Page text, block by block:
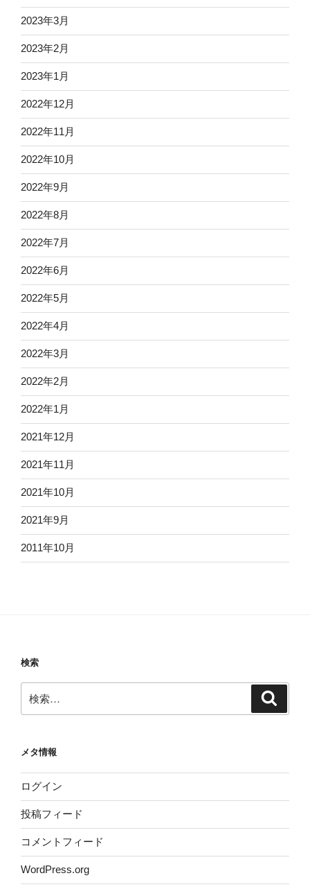
2023年3月
2023年2月
2023年1月
2022年12月
2022年11月
2022年10月
2022年9月
2022年8月
2022年7月
2022年6月
2022年5月
2022年4月
2022年3月
2022年2月
2022年1月
2021年12月
2021年11月
2021年10月
2021年9月
2011年10月
検索
索:
メタ情報
ログイン
投稿フィード
コメントフィード
WordPress.org